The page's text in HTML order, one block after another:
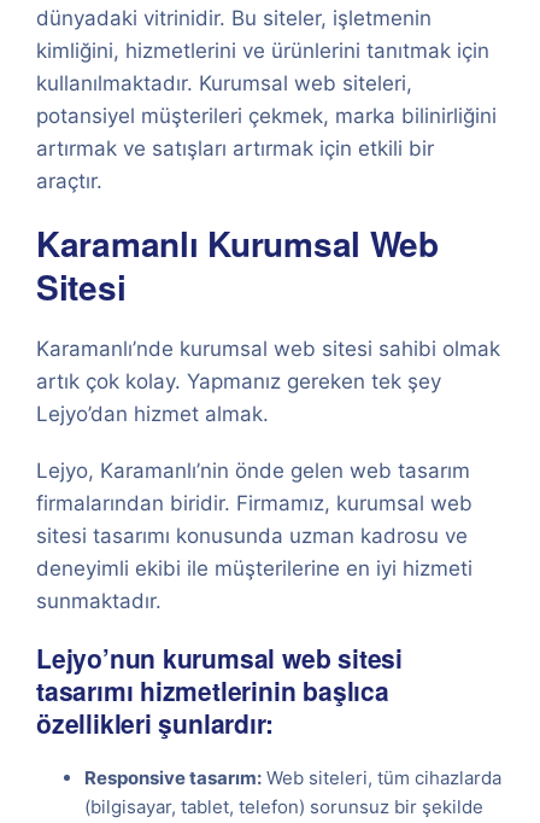
dünyadaki vitrinidir. Bu siteler, işletmenin
kimliğini, hizmetlerini ve ürünlerini tanıtmak için
kullanılmaktadır. Kurumsal web siteleri,
potansiyel müşterileri çekmek, marka bilinirliğini
artırmak ve satışları artırmak için etkili bir
araçtır.
Karamanlı Kurumsal Web
Sitesi
Karamanlı’nde kurumsal web sitesi sahibi olmak
artık çok kolay. Yapmanız gereken tek şey
Lejyo’dan hizmet almak.
Lejyo, Karamanlı’nin önde gelen web tasarım
firmalarından biridir. Firmamız, kurumsal web
sitesi tasarımı konusunda uzman kadrosu ve
deneyimli ekibi ile müşterilerine en iyi hizmeti
sunmaktadır.
Lejyo’nun kurumsal web sitesi
tasarımı hizmetlerinin başlıca
özellikleri şunlardır:
Responsive tasarım: Web siteleri, tüm cihazlarda
(bilgisayar, tablet, telefon) sorunsuz bir şekilde